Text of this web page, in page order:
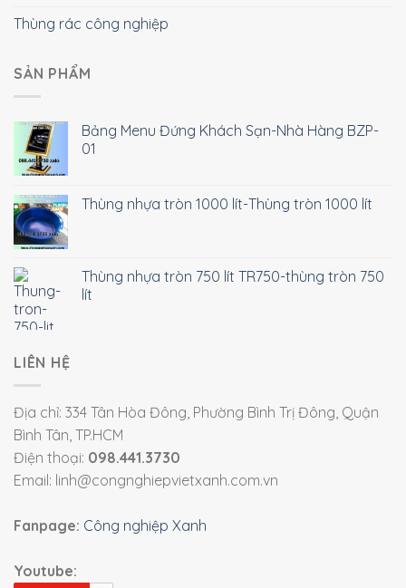
Thùng rác công nghiệp
SẢN PHẨM
Bảng Menu Đứng Khách Sạn-Nhà Hàng BZP-
01
Thùng nhựa tròn 1000 lít-Thùng tròn 1000 lít
Thùng nhựa tròn 750 lít TR750-thùng tròn 750
lít
LIÊN HỆ
Địa chỉ: 334 Tân Hòa Đông, Phường Bình Trị Đông, Quận
Bình Tân, TP.HCM
Điện thoại: 098.441.3730
Email: linh@congnghiepvietxanh.com.vn
Fanpage: Công nghiệp Xanh
Youtube: